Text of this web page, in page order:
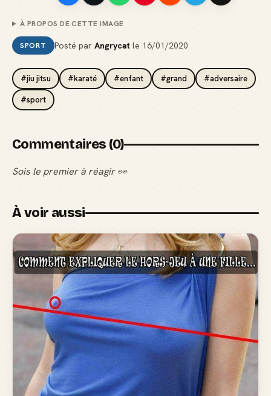
À PROPOS DE CETTE IMAGE
SPORT Posté par Angrycatle 16/01/2020
#jiu jitsu #karaté #enfant #grand #adversaire
#sport
Commentaires (0)
Sois le premier à réagir 👀
À voir aussi